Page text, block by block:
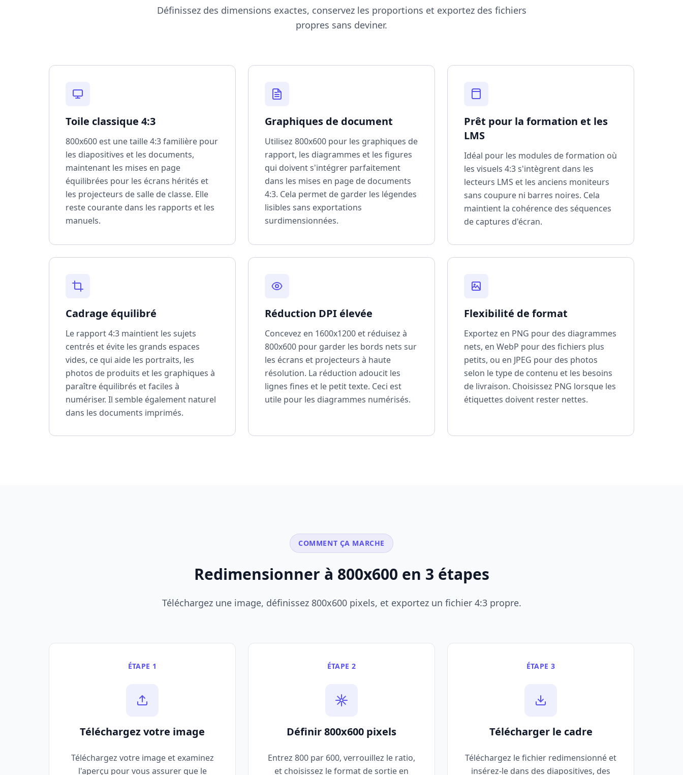
Définissez des dimensions exactes, conservez les proportions et exportez des fichiers
propres sans deviner.
Toile classique 4:3
800x600 est une taille 4:3 familière pour
les diapositives et les documents,
maintenant les mises en page
équilibrées pour les écrans hérités et
les projecteurs de salle de classe. Elle
reste courante dans les rapports et les
manuels.
Graphiques de document
Utilisez 800x600 pour les graphiques de
rapport, les diagrammes et les figures
qui doivent s'intégrer parfaitement
dans les mises en page de documents
4:3. Cela permet de garder les légendes
lisibles sans exportations
surdimensionnées.
Prêt pour la formation et les
LMS
Idéal pour les modules de formation où
les visuels 4:3 s'intègrent dans les
lecteurs LMS et les anciens moniteurs
sans coupure ni barres noires. Cela
maintient la cohérence des séquences
de captures d'écran.
Cadrage équilibré
Le rapport 4:3 maintient les sujets
centrés et évite les grands espaces
vides, ce qui aide les portraits, les
photos de produits et les graphiques à
paraître équilibrés et faciles à
numériser. Il semble également naturel
dans les documents imprimés.
Réduction DPI élevée
Concevez en 1600x1200 et réduisez à
800x600 pour garder les bords nets sur
les écrans et projecteurs à haute
résolution. La réduction adoucit les
lignes fines et le petit texte. Ceci est
utile pour les diagrammes numérisés.
Flexibilité de format
Exportez en PNG pour des diagrammes
nets, en WebP pour des fichiers plus
petits, ou en JPEG pour des photos
selon le type de contenu et les besoins
de livraison. Choisissez PNG lorsque les
étiquettes doivent rester nettes.
COMMENT ÇA MARCHE
Redimensionner à 800x600 en 3 étapes
Téléchargez une image, définissez 800x600 pixels, et exportez un fichier 4:3 propre.
ÉTAPE 1
Téléchargez votre image
Téléchargez votre image et examinez
l'aperçu pour vous assurer que le
ÉTAPE 2
Définir 800x600 pixels
Entrez 800 par 600, verrouillez le ratio,
et choisissez le format de sortie en
ÉTAPE 3
Télécharger le cadre
Téléchargez le fichier redimensionné et
insérez-le dans des diapositives, des